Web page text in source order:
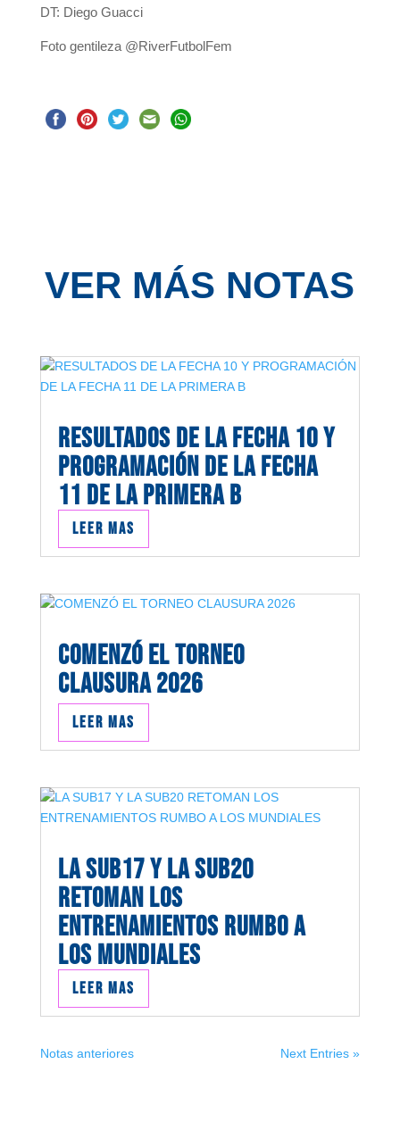
DT: Diego Guacci
Foto gentileza @RiverFutbolFem
VER MÁS NOTAS
RESULTADOS DE LA FECHA 10 Y
PROGRAMACIÓN DE LA FECHA
11 DE LA PRIMERA B
Leer mas
COMENZÓ EL TORNEO
CLAUSURA 2026
Leer mas
LA SUB17 Y LA SUB20
RETOMAN LOS
ENTRENAMIENTOS RUMBO A
LOS MUNDIALES
Leer mas
Notas anteriores Next Entries »